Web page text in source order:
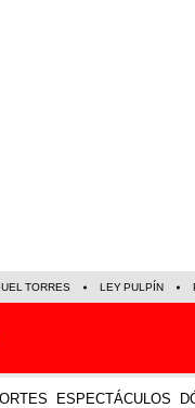
TORRES LEY PULPÍN
ESPECTÁCULOS